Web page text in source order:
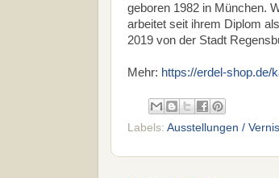
geboren 1982 in München.
arbeitet seit ihrem Diplom
2019 von der Stadt
Mehr: https://erdel-shop.de/
Labels: Ausstellungen /